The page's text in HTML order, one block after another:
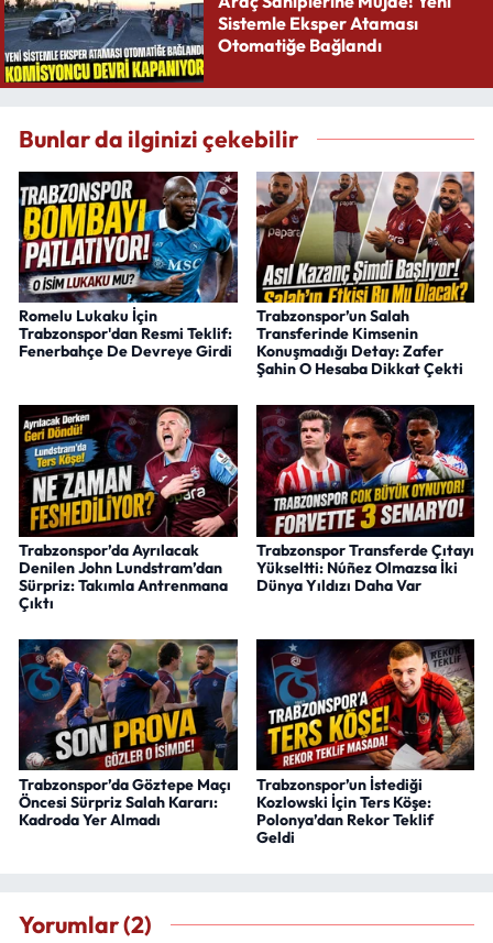
Sistemle Eksper Ataması
Otomatiğe Bağlandı
Bunlar da ilginizi çekebilir
Romelu Lukaku İçin
Trabzonspor'dan Resmi Teklif:
Fenerbahçe De Devreye Girdi
Trabzonspor’un Salah
Transferinde Kimsenin
Konuşmadığı Detay: Zafer
Şahin O Hesaba Dikkat Çekti
Trabzonspor’da Ayrılacak
Denilen John Lundstram’dan
Sürpriz: Takımla Antrenmana
Çıktı
Trabzonspor Transferde Çıtayı
Yükseltti: Núñez Olmazsa İki
Dünya Yıldızı Daha Var
Trabzonspor’da Göztepe Maçı
Öncesi Sürpriz Salah Kararı:
Kadroda Yer Almadı
Trabzonspor’un İstediği
Kozlowski İçin Ters Köşe:
Polonya’dan Rekor Teklif
Geldi
Yorumlar (2)